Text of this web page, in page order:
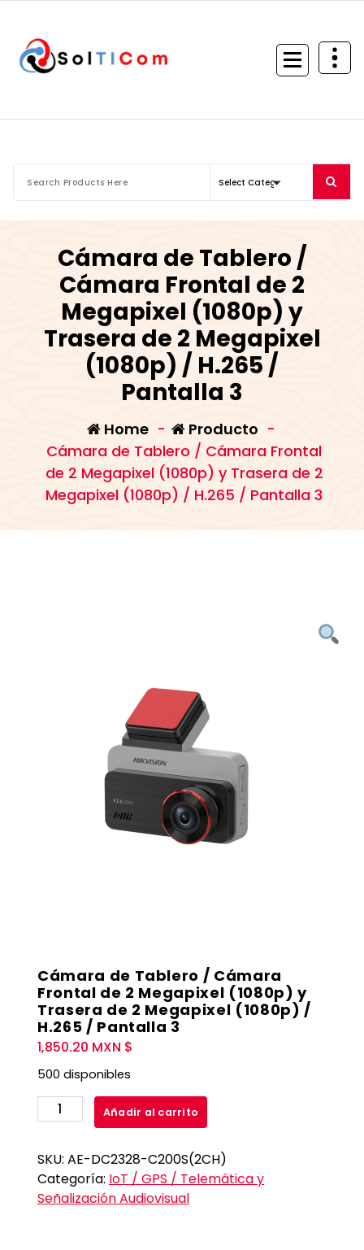
content
Cámara de Tablero /
Cámara Frontal de 2
Megapixel (1080p) y
Trasera de 2 Megapixel
(1080p) / H.265 /
Pantalla 3
Home- Producto -
Cámara de Tablero / Cámara Frontal
de 2 Megapixel (1080p) y Trasera de 2
Megapixel (1080p) / H.265 / Pantalla 3
Cámara de Tablero / Cámara
Frontal de 2 Megapixel (1080p) y
Trasera de 2 Megapixel (1080p) /
H.265 / Pantalla 3
1,850.20 MXN $
500 disponibles
Cámara
de
/
Cámara
Frontal
Añadir al carrito
SKU: AE-DC2328-C200S(2CH)
Categoría: IoT / GPS / Telemática y
Señalización Audiovisual